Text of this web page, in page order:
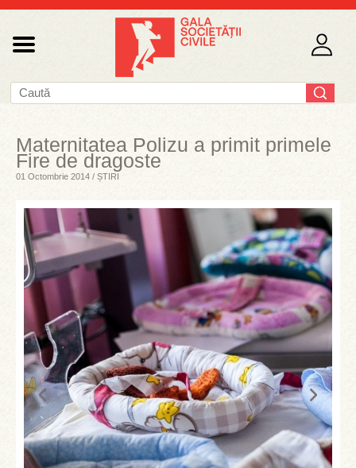
Maternitatea Polizu a primit primele
Fire de dragoste
01 Octombrie 2014 / ȘTIRI